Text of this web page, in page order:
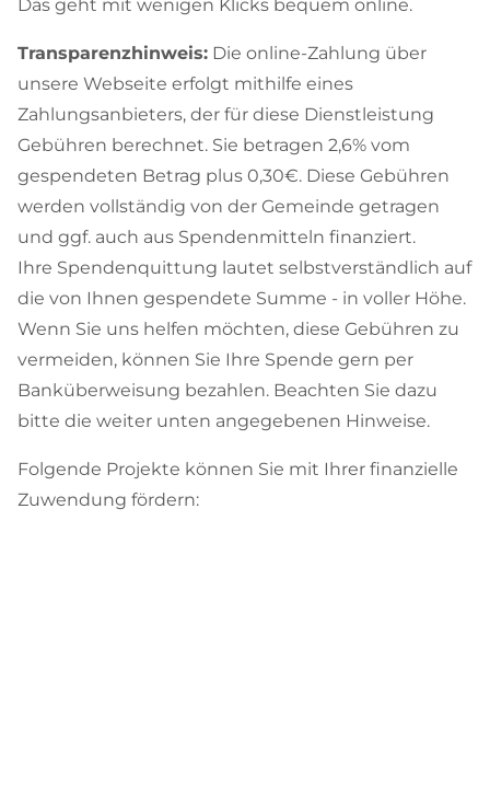
Das geht mit wenigen Klicks bequem online.
Transparenzhinweis: Die online-Zahlung über
unsere Webseite erfolgt mithilfe eines
Zahlungsanbieters, der für diese Dienstleistung
Gebühren berechnet. Sie betragen 2,6% vom
gespendeten Betrag plus 0,30€. Diese Gebühren
werden vollständig von der Gemeinde getragen
und ggf. auch aus Spendenmitteln finanziert.
Ihre Spendenquittung lautet selbstverständlich auf
die von Ihnen gespendete Summe - in voller Höhe.
Wenn Sie uns helfen möchten, diese Gebühren zu
vermeiden, können Sie Ihre Spende gern per
Banküberweisung bezahlen. Beachten Sie dazu
bitte die weiter unten angegebenen Hinweise.
Folgende Projekte können Sie mit Ihrer finanzielle
Zuwendung fördern: